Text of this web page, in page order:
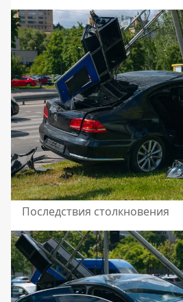
Последствия столкновения